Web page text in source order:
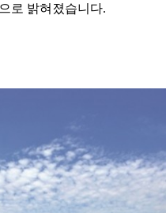
로 밝혀졌습니다.